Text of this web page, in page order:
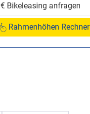
€ Bikeleasing anfragen
Rahmenhöhen Rechner